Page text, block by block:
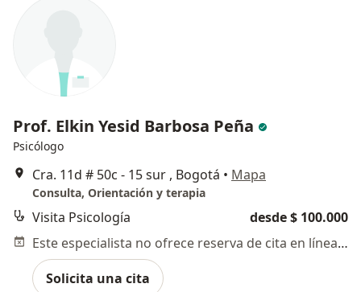
Prof. Elkin Yesid Barbosa Peña
Psicólogo
Cra. 11d # 50c - 15 sur , Bogotá • Mapa
Consulta, Orientación y terapia
Visita Psicología
desde $ 100.000
Este especialista no ofrece reserva de cita en línea en esta dirección.
Solicita una cita